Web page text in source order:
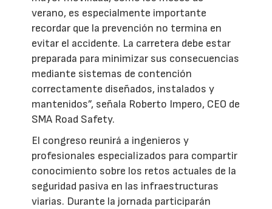
verano, es especialmente importante
recordar que la prevención no termina en
evitar el accidente. La carretera debe estar
preparada para minimizar sus consecuencias
mediante sistemas de contención
correctamente diseñados, instalados y
mantenidos”, señala Roberto Impero, CEO de
SMA Road Safety.
El congreso reunirá a ingenieros y
profesionales especializados para compartir
conocimiento sobre los retos actuales de la
seguridad pasiva en las infraestructuras
viarias. Durante la jornada participarán